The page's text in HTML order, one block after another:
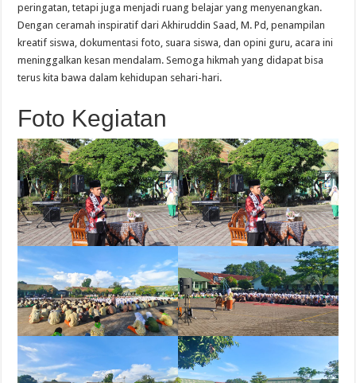
peringatan, tetapi juga menjadi ruang belajar yang menyenangkan.
Dengan ceramah inspiratif dari Akhiruddin Saad, M. Pd, penampilan
kreatif siswa, dokumentasi foto, suara siswa, dan opini guru, acara ini
meninggalkan kesan mendalam. Semoga hikmah yang didapat bisa
terus kita bawa dalam kehidupan sehari-hari.
Foto Kegiatan